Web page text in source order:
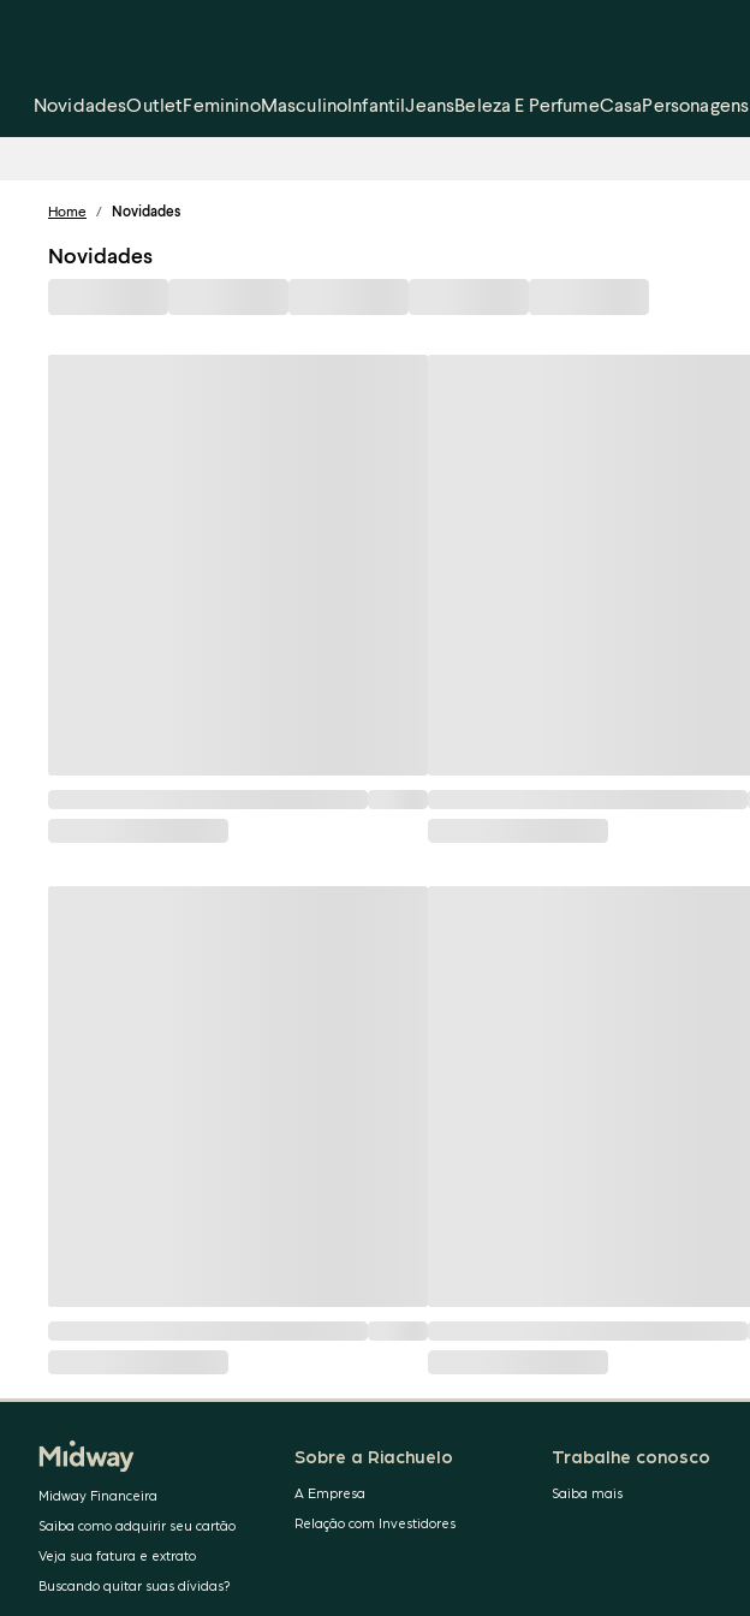
NovidadesOutletFemininoMasculinoInfantilJeansBeleza E PerfumeCasaPersonagens
Home / Novidades
Novidades
Midway Financeira
Saiba como adquirir seu cartão
Veja sua fatura e extrato
Buscando quitar suas dívidas?
Sobre a Riachuelo
A Empresa
Relação com Investidores
Trabalhe conosco
Saiba mais